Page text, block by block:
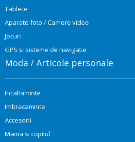
Tablete
Aparate foto / Camere video
Jocuri
GPS si sisteme de navigatie
Moda / Articole personale
Incaltaminte
Imbracaminte
Accesorii
Mama si copilul